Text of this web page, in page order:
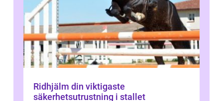
Ridhjälm din viktigaste
säkerhetsutrustning i stallet